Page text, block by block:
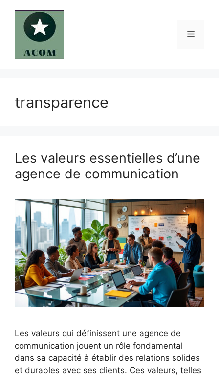
contenu
Menu
transparence
Les valeurs essentielles d’une
agence de communication
Les valeurs qui définissent une agence de
communication jouent un rôle fondamental
dans sa capacité à établir des relations solides
et durables avec ses clients. Ces valeurs, telles